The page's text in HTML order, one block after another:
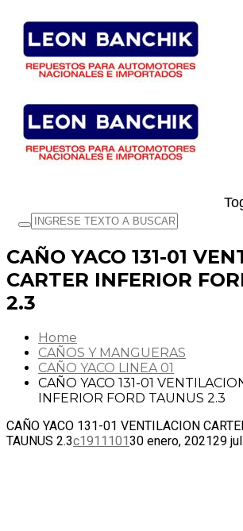
CAÑO YACO 131-01
CARTER INFERIOR
2.3
Home
CAÑOS Y MANGUERAS
CAÑO YACO LINEA 01
CAÑO YACO 131-01
INFERIOR FORD TAUNUS 2.3
CAÑO YACO 131-01 VENTILACION
TAUNUS 2.3c191110130 enero, 202129